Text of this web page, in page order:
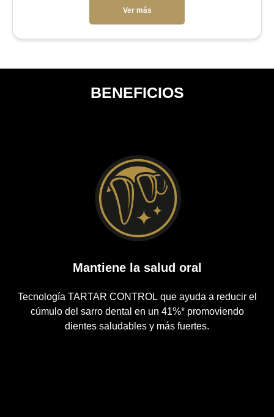
Ver más
BENEFICIOS
Mantiene la salud oral
Tecnología TARTAR CONTROL que ayuda a reducir el
cúmulo del sarro dental en un 41%* promoviendo
dientes saludables y más fuertes.